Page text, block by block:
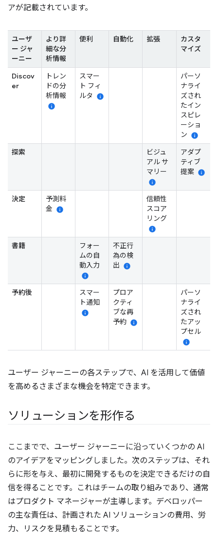
アが記載されています。
ユーザ
ー ジャ
ーニー
より詳
細な分
析情報
便利 自動化 拡張
カスタ
マイズ
Discov
er
トレン
ドの分
析情報
info
スマー
ト フィ
ルタ
info
パーソ
ナライ
ズされ
たイン
スピレ
ーショ
ン info
探索
ビジュ
アル サ
マリー
info
アダプ
ティブ
提案 info
決定
予測料
金 info
信頼性
スコア
リング
info
書籍
フォー
ムの自
動入力
info
不正行
為の検
出 info
予約後
スマー
ト通知
info
プロア
クティ
ブな再
予約 info
パーソ
ナライ
ズされ
たアッ
プセル
info
ユーザー ジャーニーの各ステップで、AI を活用して価値
を高めるさまざまな機会を特定できます。
ソリューションを形作る
ここまでで、ユーザー ジャーニーに沿っていくつかの AI
のアイデアをマッピングしました。次のステップは、それ
らに形を与え、最初に開発するものを決定できるだけの自
信を得ることです。これはチームの取り組みであり、通常
はプロダクト マネージャーが主導します。デベロッパー
の主な責任は、計画された AI ソリューションの費用、労
力、リスクを見積もることです。